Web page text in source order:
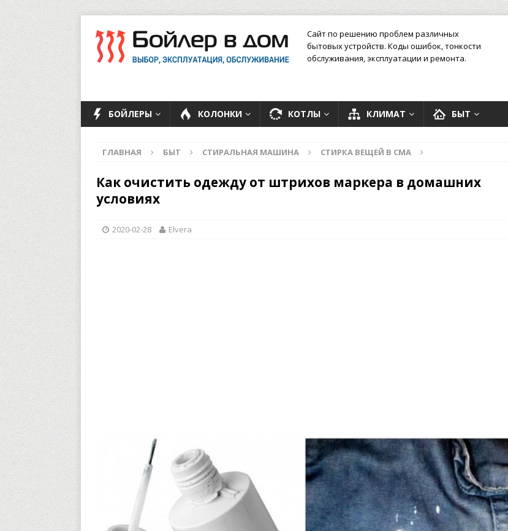
Сайт по решению проблем различных
бытовых устройств. Коды ошибок, тонкости
обслуживания, эксплуатации и ремонта.
БОЙЛЕРЫ КОЛОНКИ КОТЛЫ КЛИМАТ БЫТ
ГЛАВНАЯ БЫТ СТИРАЛЬНАЯ МАШИНА СТИРКА ВЕЩЕЙ В СМА
Как очистить одежду от штрихов маркера в домашних
условиях
2020-02-28 Elvera